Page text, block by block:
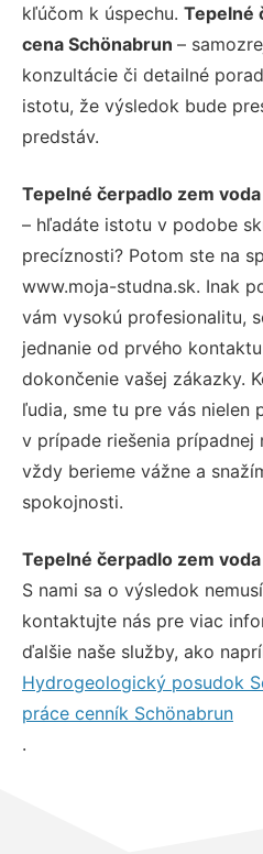
kľúčom k úspechu. Tepelné
cena Schönabrun –
konzultácie či detailné
istotu, že výsledok bude
predstáv.
Tepelné čerpadlo zem
– hľadáte istotu v podobe
precíznosti? Potom ste na
www.moja-studna.sk. Inak
vám vysokú profesionalitu,
jednanie od prvého
dokončenie vašej zákazky.
ľudia, sme tu pre vás nielen
v prípade riešenia prípadnej
vždy berieme vážne a
spokojnosti.
Tepelné čerpadlo zem
S nami sa o výsledok
kontaktujte nás pre viac
ďalšie naše služby, ako
Hydrogeologický posudok
práce cenník Schönabrun
.